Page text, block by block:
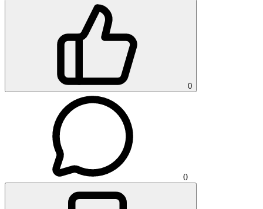
0
0